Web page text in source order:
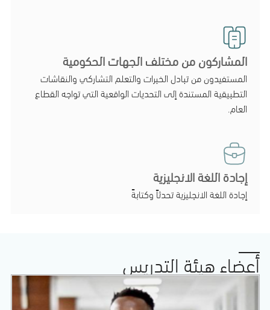
المشاركون من مختلف الجهات الحكومية
المستفيدون من تبادل الخبرات والتعلم التشاركي والنقاشات
التطبيقية المستندة إلى التحديات الواقعية التي تواجه القطاع
العام.
إجادة اللغة الانجليزية
إجادة اللغة الانجليزية تحدثاً وكتابةً
أعضاء هيئة التدريس